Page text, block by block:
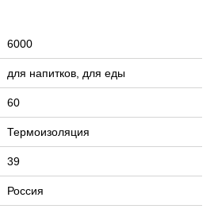
6000
для напитков, для еды
60
Термоизоляция
39
Россия